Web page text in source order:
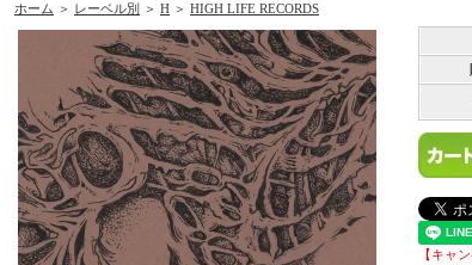
ホーム ＞ レーベル別 ＞ H ＞ HIGH LIFE RECORDS
【キャ